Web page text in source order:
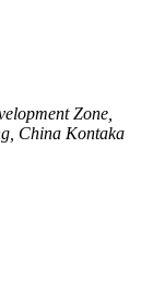
Zone,
China Kontaka